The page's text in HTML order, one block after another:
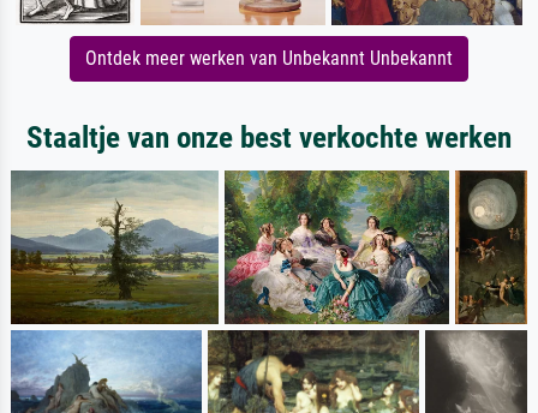
Ontdek meer werken van Unbekannt Unbekannt
Staaltje van onze best verkochte werken